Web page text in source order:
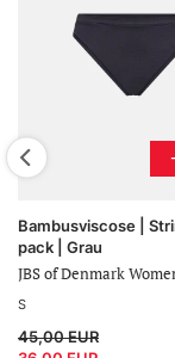
Bambusviscose |
pack | Grau
JBS of Denmark
S
45,00 EUR